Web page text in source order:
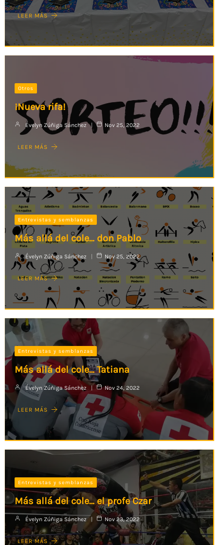
LEER MÁS
Otros
¡Nueva rifa!
Évelyn Zúñiga Sánchez Nov 25, 2022
LEER MÁS
Entrevistas y semblanzas
Más allá del cole… don Pablo
Évelyn Zúñiga Sánchez Nov 25, 2022
LEER MÁS
Entrevistas y semblanzas
Más allá del cole… Tatiana
Évelyn Zúñiga Sánchez Nov 24, 2022
LEER MÁS
Entrevistas y semblanzas
Más allá del cole… el profe Czar
Évelyn Zúñiga Sánchez Nov 23, 2022
LEER MÁS